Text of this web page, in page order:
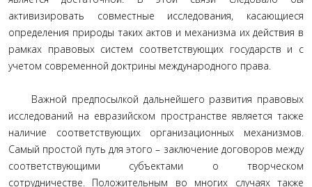
активизировать совместные исследования, касающиеся
определения природы таких актов и механизма их действия в
рамках правовых систем соответствующих государств и с
учетом современной доктрины международного права.
Важной предпосылкой дальнейшего развития правовых
исследований на евразийском пространстве является также
наличие соответствующих организационных механизмов.
Самый простой путь для этого – заключение договоров между
соответствующими субъектами о творческом
сотрудничестве. Положительным во многих случаях также